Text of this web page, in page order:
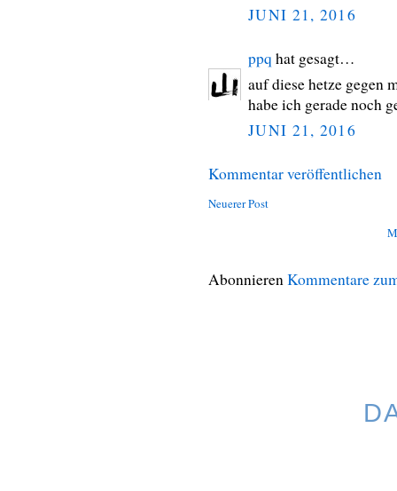
JUNI 21, 2016
ppq hat gesagt…
auf diese hetze gegen
habe ich gerade noch
JUNI 21, 2016
Kommentar veröffentlichen
Neuerer Post
AbonnierenKommentare